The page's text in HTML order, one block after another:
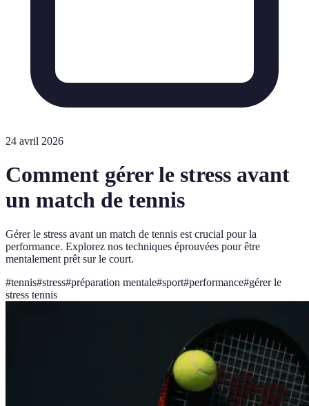
24 avril 2026
Comment gérer le stress avant
un match de tennis
Gérer le stress avant un match de tennis est crucial pour la
performance. Explorez nos techniques éprouvées pour être
mentalement prêt sur le court.
#tennis#stress#préparation mentale#sport#performance#gérer le
stress tennis